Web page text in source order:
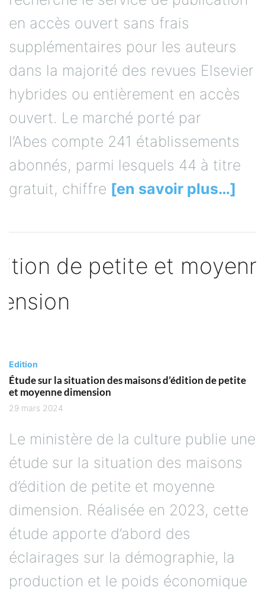
en accès ouvert sans frais
supplémentaires pour les auteurs
dans la majorité des revues Elsevier
hybrides ou entièrement en accès
ouvert. Le marché porté par
l’Abes compte 241 établissements
abonnés, parmi lesquels 44 à titre
gratuit, chiffre [en savoir plus…]
Edition
Étude sur la situation des maisons d’édition de petite
et moyenne dimension
29 mars 2024
Le ministère de la culture publie une
étude sur la situation des maisons
d’édition de petite et moyenne
dimension. Réalisée en 2023, cette
étude apporte d’abord des
éclairages sur la démographie, la
production et le poids économique